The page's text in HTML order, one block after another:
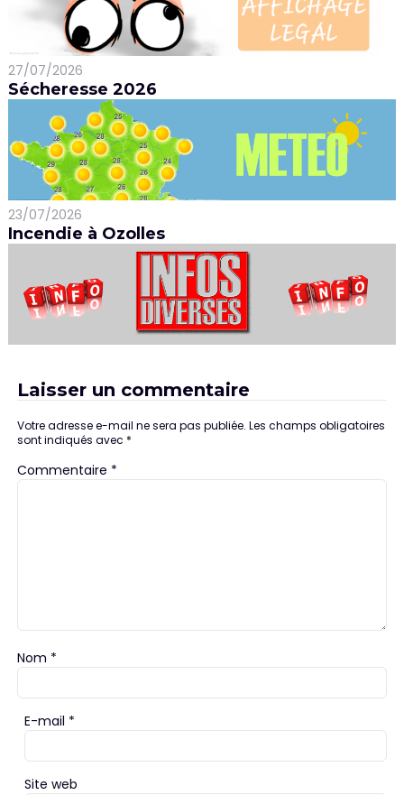
27/07/2026
Sécheresse 2026
23/07/2026
Incendie à Ozolles
Laisser un commentaire
Votre adresse e-mail ne sera pas publiée. Les champs obligatoires
sont indiqués avec *
Commentaire *
Nom *
E-mail *
Site web